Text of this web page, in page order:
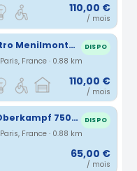
110,00 €
/ mois
Parking proche métro Menilmontant Paris 11 DISPO
France · 0.88 km
110,00 €
/ mois
Parking moto Rue Oberkampf 75011 Paris / proche métro Ménilmontant DISPO
France · 0.88 km
65,00 €
/ mois